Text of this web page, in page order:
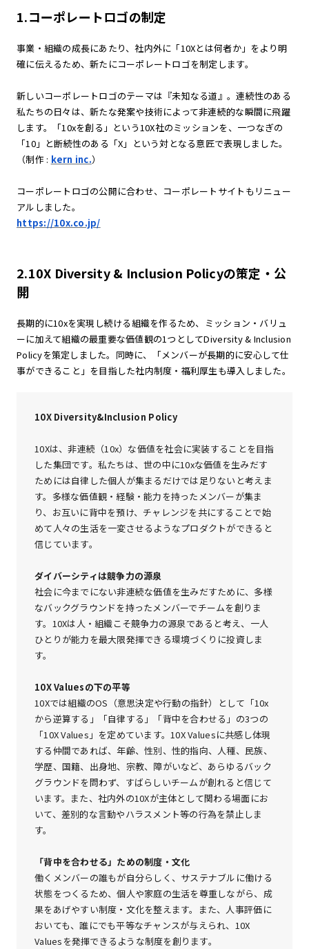
1.コーポレートロゴの制定
事業・組織の成長にあたり、社内外に「10Xとは何者か」をより明
確に伝えるため、新たにコーポレートロゴを制定します。
新しいコーポレートロゴのテーマは『未知なる道』。連続性のある
私たちの日々は、新たな発案や技術によって非連続的な瞬間に飛躍
します。「10xを創る」という10X社のミッションを、一つなぎの
「10」と断続性のある「X」という対となる意匠で表現しました。
（制作 : kern inc.）
コーポレートロゴの公開に合わせ、コーポレートサイトもリニュー
アルしました。
https://10x.co.jp/
2.10X Diversity & Inclusion Policyの策定・公
開
長期的に10xを実現し続ける組織を作るため、ミッション・バリュ
ーに加えて組織の最重要な価値観の1つとしてDiversity & Inclusion
Policyを策定しました。同時に、「メンバーが長期的に安心して仕
事ができること」を目指した社内制度・福利厚生も導入しました。
10X Diversity&Inclusion Policy
10Xは、非連続（10x）な価値を社会に実装することを目指
した集団です。私たちは、世の中に10xな価値を生みだす
ためには自律した個人が集まるだけでは足りないと考えま
す。多様な価値観・経験・能力を持ったメンバーが集ま
り、お互いに背中を預け、チャレンジを共にすることで始
めて人々の生活を一変させるようなプロダクトができると
信じています。
ダイバーシティは競争力の源泉
社会に今までにない非連続な価値を生みだすために、多様
なバックグラウンドを持ったメンバーでチームを創りま
す。10Xは人・組織こそ競争力の源泉であると考え、一人
ひとりが能力を最大限発揮できる環境づくりに投資しま
す。
10X Valuesの下の平等
10Xでは組織のOS（意思決定や行動の指針）として「10x
から逆算する」「自律する」「背中を合わせる」の3つの
「10X Values」を定めています。10X Valuesに共感し体現
する仲間であれば、年齢、性別、性的指向、人種、民族、
学歴、国籍、出身地、宗教、障がいなど、あらゆるバック
グラウンドを問わず、すばらしいチームが創れると信じて
います。また、社内外の10Xが主体として関わる場面にお
いて、差別的な言動やハラスメント等の行為を禁止しま
す。
「背中を合わせる」ための制度・文化
働くメンバーの誰もが自分らしく、サステナブルに働ける
状態をつくるため、個人や家庭の生活を尊重しながら、成
果をあげやすい制度・文化を整えます。また、人事評価に
おいても、誰にでも平等なチャンスが与えられ、10X
Valuesを発揮できるような制度を創ります。